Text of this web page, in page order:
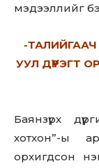
мэдээллийг
-ТАЛИЙГААЧ
УУЛ ДҮҮРЭГТ
Баянзүрх
хотхон”-ы
орхигдсон